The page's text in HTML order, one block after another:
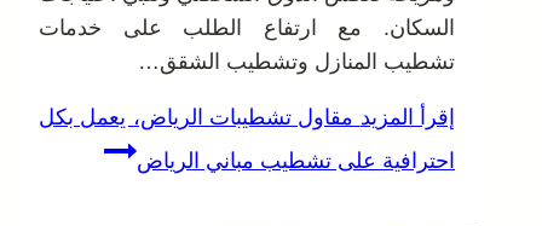
السكان. مع ارتفاع الطلب على خدمات
تشطيب المنازل وتشطيب الشقق…
إقرأ المزيد مقاول تشطيبات الرياض، يعمل بكل
احترافية على تشطيب مباني الرياض